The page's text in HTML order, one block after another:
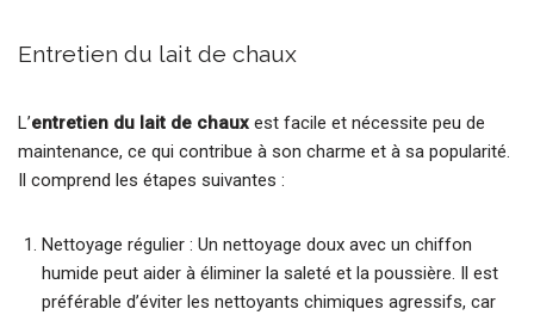
Entretien du lait de chaux
L’entretien du lait de chaux est facile et nécessite peu de
maintenance, ce qui contribue à son charme et à sa popularité.
Il comprend les étapes suivantes :
Nettoyage régulier : Un nettoyage doux avec un chiffon
humide peut aider à éliminer la saleté et la poussière. Il est
préférable d’éviter les nettoyants chimiques agressifs, car